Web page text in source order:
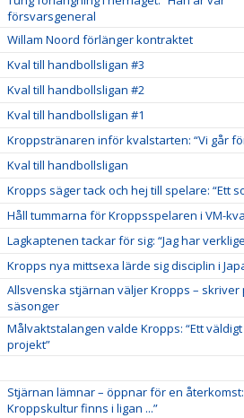
försvarsgeneral
Willam Noord förlänger kontraktet
Kval till handbollsligan #3
Kval till handbollsligan #2
Kval till handbollsligan #1
Kroppstränaren inför kvalstarten: “Vi går
Kval till handbollsligan
Kropps säger tack och hej till spelare: “Ett
Håll tummarna för Kroppsspelaren i VM-
Lagkaptenen tackar för sig: “Jag har
Kropps nya mittsexa lärde sig disciplin i
Allsvenska stjärnan väljer Kropps – skriver
säsonger
Målvaktstalangen valde Kropps: “Ett
projekt”
Stjärnan lämnar – öppnar för en
Kroppskultur finns i ligan ...”